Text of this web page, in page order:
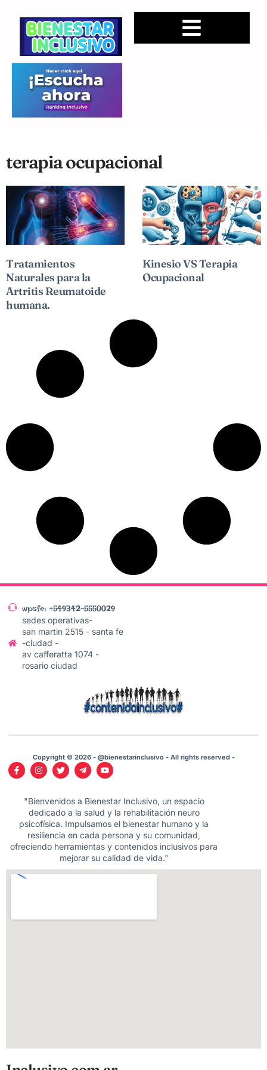
terapia ocupacional
Tratamientos
Naturales para la
Artritis Reumatoide
humana.
Kinesio VS Terapia
Ocupacional
wpsfe: +549342-5550029
sedes operativas-
san martin 2515 - santa fe
-ciudad -
av cafferatta 1074 -
rosario ciudad
Copyright © 2026 - @bienestarinclusivo - All rights reserved -
"Bienvenidos a Bienestar Inclusivo, un espacio
dedicado a la salud y la rehabilitación neuro
psicofísica. Impulsamos el bienestar humano y la
resiliencia en cada persona y su comunidad,
ofreciendo herramientas y contenidos inclusivos para
mejorar su calidad de vida."